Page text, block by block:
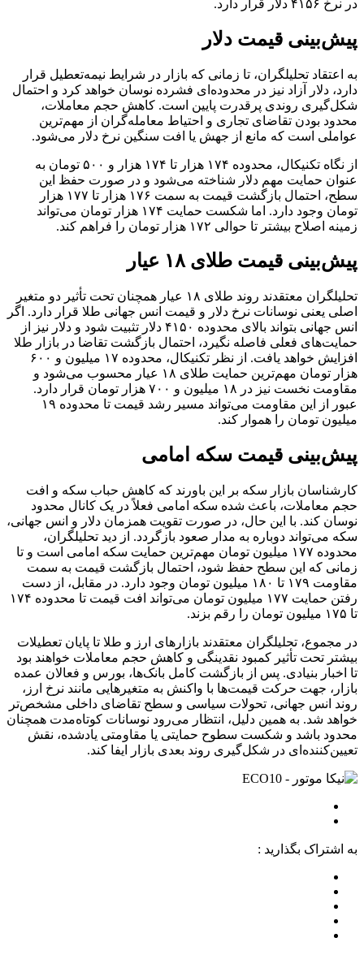
در نرخ ۴۱۵۶ دلار قرار دارد.
پیش‌بینی قیمت دلار
به اعتقاد تحلیلگران، تا زمانی که بازار در شرایط نیمه‌تعطیل قرار
دارد، دلار آزاد نیز در محدوده‌ای فشرده نوسان خواهد کرد و احتمال
شکل‌گیری روندی پرقدرت پایین است. کاهش حجم معاملات،
محدود بودن تقاضای تجاری و احتیاط معامله‌گران از مهم‌ترین
عواملی است که مانع از جهش یا افت سنگین نرخ دلار می‌شود.
از نگاه تکنیکال، محدوده ۱۷۴ هزار تا ۱۷۴ هزار و ۵۰۰ تومان به
عنوان حمایت مهم دلار شناخته می‌شود و در صورت حفظ این
سطح، احتمال بازگشت قیمت به سمت ۱۷۶ هزار تا ۱۷۷ هزار
تومان وجود دارد. اما شکست حمایت ۱۷۴ هزار تومان می‌تواند
زمینه اصلاح بیشتر تا حوالی ۱۷۲ هزار تومان را فراهم کند.
پیش‌بینی قیمت طلای ۱۸ عیار
تحلیلگران معتقدند روند طلای ۱۸ عیار همچنان تحت تأثیر دو متغیر
اصلی یعنی نوسانات نرخ دلار و قیمت انس جهانی طلا قرار دارد. اگر
انس جهانی بتواند بالای محدوده ۴۱۵۰ دلار تثبیت شود و دلار نیز از
حمایت‌های فعلی فاصله نگیرد، احتمال بازگشت تقاضا در بازار طلا
افزایش خواهد یافت. از نظر تکنیکال، محدوده ۱۷ میلیون و ۶۰۰
هزار تومان مهم‌ترین حمایت طلای ۱۸ عیار محسوب می‌شود و
مقاومت نخست نیز در ۱۸ میلیون و ۷۰۰ هزار تومان قرار دارد.
عبور از این مقاومت می‌تواند مسیر رشد قیمت تا محدوده ۱۹
میلیون تومان را هموار کند.
پیش‌بینی قیمت سکه امامی
کارشناسان بازار سکه بر این باورند که کاهش حباب سکه و افت
حجم معاملات، باعث شده سکه امامی فعلاً در یک کانال محدود
نوسان کند. با این حال، در صورت تقویت همزمان دلار و انس جهانی،
سکه می‌تواند دوباره به مدار صعود بازگردد. از دید تحلیلگران،
محدوده ۱۷۷ میلیون تومان مهم‌ترین حمایت سکه امامی است و تا
زمانی که این سطح حفظ شود، احتمال بازگشت قیمت به سمت
مقاومت ۱۷۹ تا ۱۸۰ میلیون تومان وجود دارد. در مقابل، از دست
رفتن حمایت ۱۷۷ میلیون تومان می‌تواند افت قیمت تا محدوده ۱۷۴
تا ۱۷۵ میلیون تومان را رقم بزند.
در مجموع، تحلیلگران معتقدند بازارهای ارز و طلا تا پایان تعطیلات
بیشتر تحت تأثیر کمبود نقدینگی و کاهش حجم معاملات خواهند بود
تا اخبار بنیادی. پس از بازگشت کامل بانک‌ها، بورس و فعالان عمده
بازار، جهت حرکت قیمت‌ها با واکنش به متغیرهایی مانند نرخ ارز،
روند انس جهانی، تحولات سیاسی و سطح تقاضای داخلی مشخص‌تر
خواهد شد. به همین دلیل، انتظار می‌رود نوسانات کوتاه‌مدت همچنان
محدود باشد و شکست سطوح حمایتی یا مقاومتی یادشده، نقش
تعیین‌کننده‌ای در شکل‌گیری روند بعدی بازار ایفا کند.
به اشتراک بگذارید :